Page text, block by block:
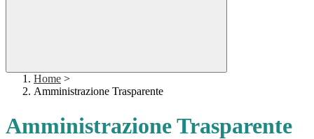
Home >
Amministrazione Trasparente
Amministrazione Trasparente